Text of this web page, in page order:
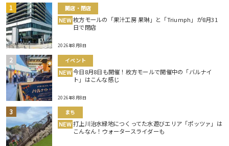
開店・閉店
NEW 枚方モールの「果汁工房 果琳」と「Triumph」が8月31
日で閉店
2026年8月8日
イベント
NEW 今日8月8日も開催！枚方モールで開催中の「バルナイ
ト」はこんな感じ
2026年8月8日
まち
NEW 打上川治水緑地につくってた水遊びエリア「ポッツァ」は
こんなん！ウォータースライダーも